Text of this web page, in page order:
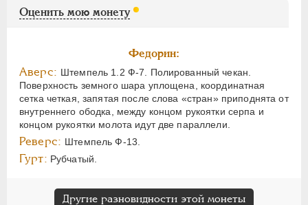
Оценить мою монету
Федорин:
Аверс: Штемпель 1.2 Ф-7. Полированный чекан.
Поверхность земного шара уплощена, координатная
сетка четкая, запятая после слова «стран» приподнята от
внутреннего ободка, между концом рукоятки серпа и
концом рукоятки молота идут две параллели.
Реверс: Штемпель Ф-13.
Гурт: Рубчатый.
Другие разновидности этой монеты